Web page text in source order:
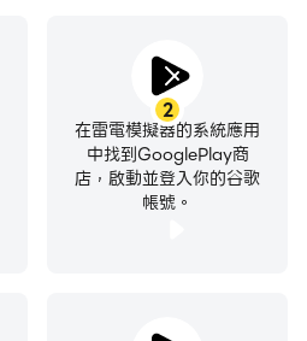
2
在雷電模擬器的系統應用
中找到GooglePlay商
店，啟動並登入你的谷歌
帳號。